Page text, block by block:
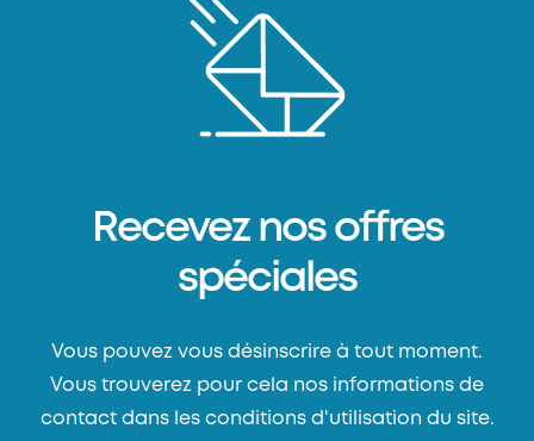
Recevez nos offres
spéciales
Vous pouvez vous désinscrire à tout moment.
Vous trouverez pour cela nos informations de
contact dans les conditions d'utilisation du site.